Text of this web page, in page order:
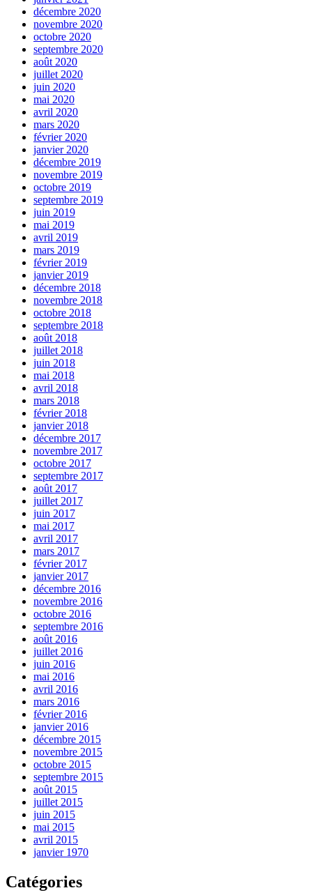
décembre 2020
novembre 2020
octobre 2020
septembre 2020
août 2020
juillet 2020
juin 2020
mai 2020
avril 2020
mars 2020
février 2020
janvier 2020
décembre 2019
novembre 2019
octobre 2019
septembre 2019
juin 2019
mai 2019
avril 2019
mars 2019
février 2019
janvier 2019
décembre 2018
novembre 2018
octobre 2018
septembre 2018
août 2018
juillet 2018
juin 2018
mai 2018
avril 2018
mars 2018
février 2018
janvier 2018
décembre 2017
novembre 2017
octobre 2017
septembre 2017
août 2017
juillet 2017
juin 2017
mai 2017
avril 2017
mars 2017
février 2017
janvier 2017
décembre 2016
novembre 2016
octobre 2016
septembre 2016
août 2016
juillet 2016
juin 2016
mai 2016
avril 2016
mars 2016
février 2016
janvier 2016
décembre 2015
novembre 2015
octobre 2015
septembre 2015
août 2015
juillet 2015
juin 2015
mai 2015
avril 2015
janvier 1970
Catégories